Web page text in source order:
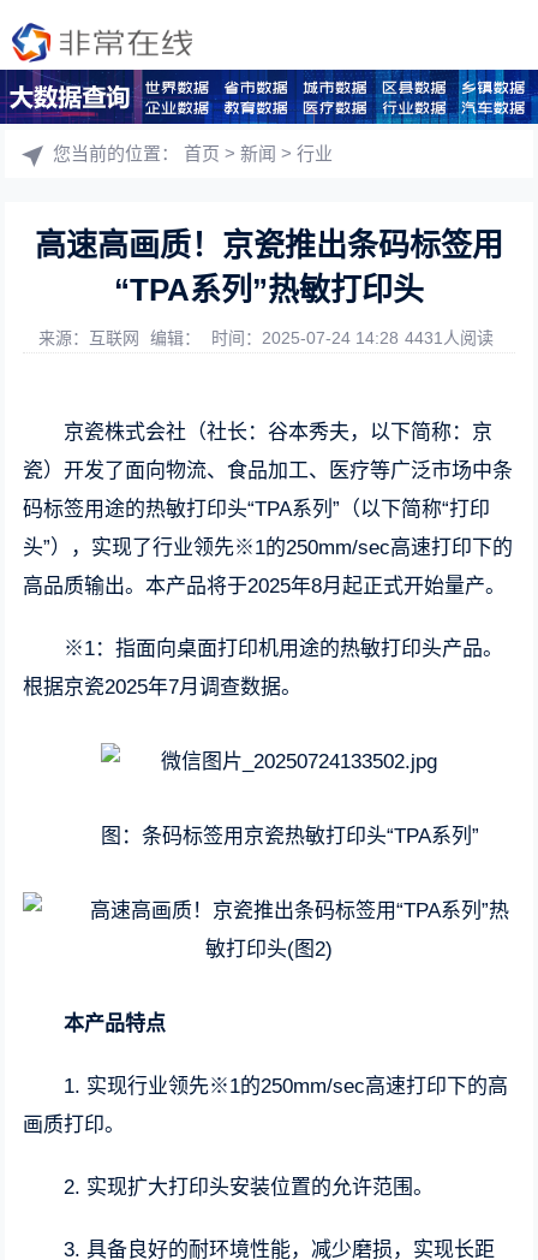
您当前的位置：首页 >新闻 >行业
高速高画质！京瓷推出条码标签用
“TPA系列”热敏打印头
来源：互联网 编辑： 时间：2025-07-24 14:28 4431人阅读
京瓷株式会社（社长：谷本秀夫，以下简称：京
瓷）开发了面向物流、食品加工、医疗等广泛市场中条
码标签用途的热敏打印头“TPA系列”（以下简称“打印
头”），实现了行业领先※1的250mm/sec高速打印下的
高品质输出。本产品将于2025年8月起正式开始量产。
※1：指面向桌面打印机用途的热敏打印头产品。
根据京瓷2025年7月调查数据。
图：条码标签用京瓷热敏打印头“TPA系列”
本产品特点
1. 实现行业领先※1的250mm/sec高速打印下的高
画质打印。
2. 实现扩大打印头安装位置的允许范围。
3. 具备良好的耐环境性能，减少磨损，实现长距